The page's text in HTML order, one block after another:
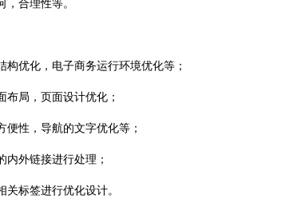
，合理性等。
构优化，电子商务运行环境优化等；
布局，页面设计优化；
便性，导航的文字优化等；
内外链接进行处理；
关标签进行优化设计。